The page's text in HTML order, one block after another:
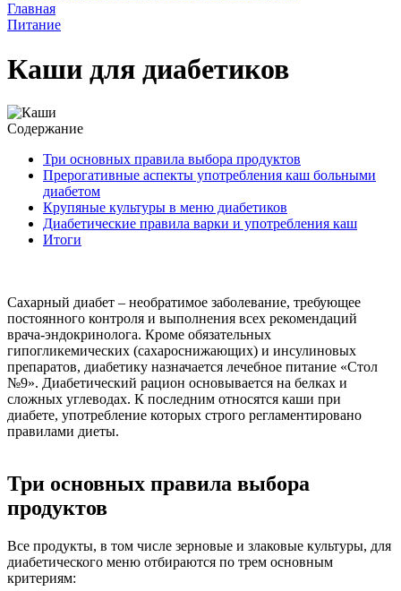
Главная
Питание
Каши для диабетиков
Содержание
Три основных правила выбора продуктов
Прерогативные аспекты употребления каш больными
диабетом
Крупяные культуры в меню диабетиков
Диабетические правила варки и употребления каш
Итоги
Сахарный диабет – необратимое заболевание, требующее
постоянного контроля и выполнения всех рекомендаций
врача-эндокринолога. Кроме обязательных
гипогликемических (сахароснижающих) и инсулиновых
препаратов, диабетику назначается лечебное питание «Стол
№9». Диабетический рацион основывается на белках и
сложных углеводах. К последним относятся каши при
диабете, употребление которых строго регламентировано
правилами диеты.
Три основных правила выбора
продуктов
Все продукты, в том числе зерновые и злаковые культуры, для
диабетического меню отбираются по трем основным
критериям: